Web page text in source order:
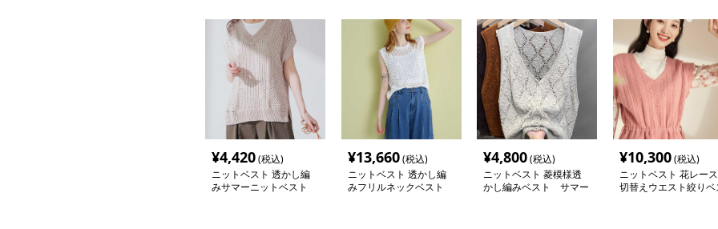
¥4,420(税込)
ニットベスト 透かし編
みサマーニットベスト
¥13,660(税込)
ニットベスト 透かし編
みフリルネックベスト
¥4,800(税込)
ニットベスト 菱模様透
かし編みベスト サマー
¥10,300(税込)
ニットベスト 花レース
切替えウエスト絞りベ